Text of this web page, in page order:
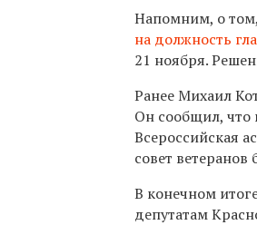
Напомним, о
на должность
21 ноября.
Ранее Михаил
Он сообщил, что
Всероссийская
совет
В конечном
депутатам